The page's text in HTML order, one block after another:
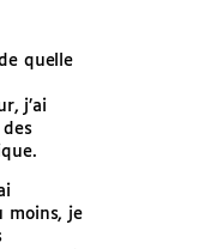
quelle
j’ai
moins, je